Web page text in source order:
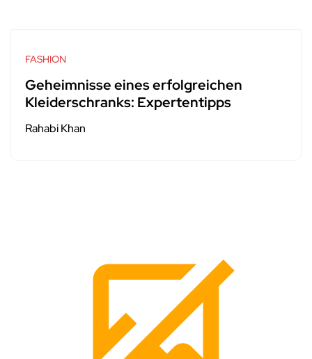
FASHION
Geheimnisse eines erfolgreichen
Kleiderschranks: Expertentipps
Rahabi Khan